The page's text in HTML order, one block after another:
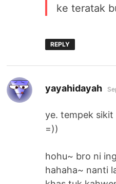
ke teratak
REPLY
yayahidayah
ye. tempek sikit
=))
hohu~ bro ni
hahaha~ nanti